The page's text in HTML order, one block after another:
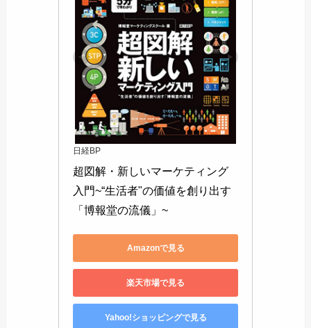
日経BP
超図解・新しいマーケティング
入門~“生活者"の価値を創り出す
「博報堂の流儀」~
Amazonで見る
楽天市場で見る
Yahoo!ショッピングで見る